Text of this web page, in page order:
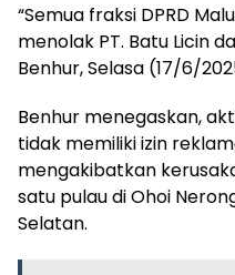
“Semua fraksi DPRD
menolak PT. Batu Licin
Benhur, Selasa (17/6/
Benhur menegaskan,
tidak memiliki izin
mengakibatkan
satu pulau di Ohoi
Selatan.